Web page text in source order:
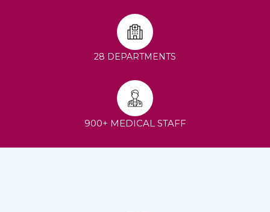
28 DEPARTMENTS
900+ MEDICAL STAFF